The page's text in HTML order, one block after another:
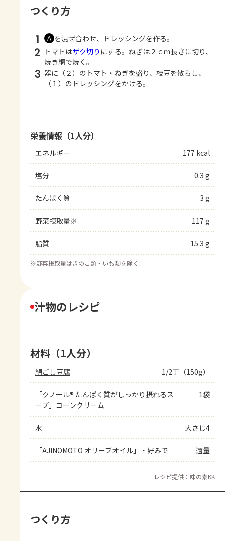
つくり方
1 Ａ を混ぜ合わせ、ドレッシングを作る。
2 トマトはザク切り にする。ねぎは２ｃｍ長さに切り、
焼き網で焼く。
3 器に（２）のトマト・ねぎを盛り、枝豆を散らし、
（１）のドレッシングをかける。
栄養情報（1人分）
エネルギー 177 kcal
塩分 0.3 g
たんぱく質 3 g
野菜摂取量※ 117 g
脂質 15.3 g
※野菜摂取量はきのこ類・いも類を除く
汁物のレシピ
材料（1人分）
絹ごし豆腐 1/2丁（150g）
「クノール® たんぱく質がしっかり摂れるス
ープ」コーンクリーム
1袋
水 大さじ4
「AJINOMOTO オリーブオイル」・好みで 適量
レシピ提供：味の素KK
つくり方